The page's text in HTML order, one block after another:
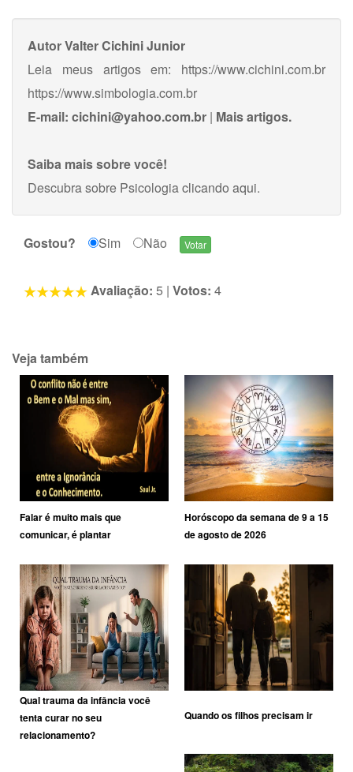
AutorValter Cichini Junior
Leia meus artigos em: https://www.cichini.com.br
https://www.simbologia.com.br
E-mail: cichini@yahoo.com.br | Mais artigos.
Saiba mais sobre você!
Descubra sobre Psicologiaclicando aqui.
Gostou? Sim Não
Avaliação: 5 | Votos: 4
Veja também
Falar é muito mais que
comunicar, é plantar
Horóscopo da semana de 9 a 15
de agosto de 2026
Qual trauma da infância você
tenta curar no seu
relacionamento?
Quando os filhos precisam ir